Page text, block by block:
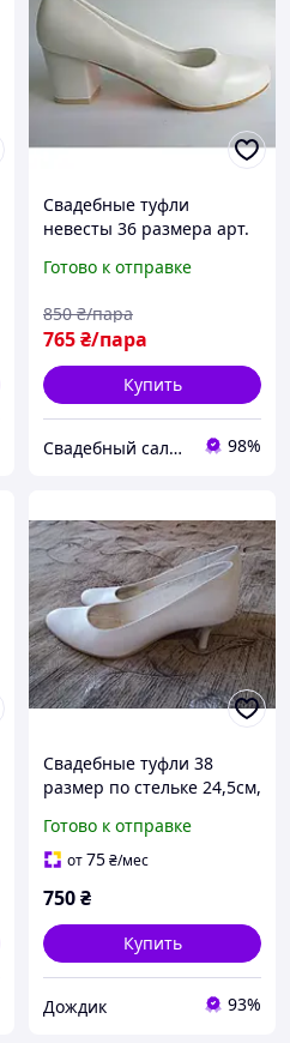
Свадебные туфли
невесты 36 размера арт.
Готово к отправке
765₴/пара
850 ₴/пара
Купить
Свадебный салон "ПРИНЦЕССА" 98%
Свадебные туфли 38
размер по стельке 24,5см,
Готово к отправке
от75₴/мес
750₴
Купить
Дождик 93%